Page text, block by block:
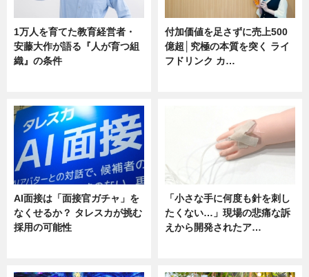
1万人を育てた教育経営者・
安藤大作が語る『人が育つ組
織』の条件
付加価値を足さずに売上500
億超│究極の本質を突く ライ
フドリンク カ…
AI面接は「面接官ガチャ」を
なくせるか？ タレスカが挑む
採用の可能性
「小さな手に何度も針を刺し
たくない…」現場の悲痛な訴
えから開発されたア…